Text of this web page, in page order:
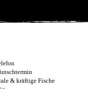
& kräftige Fische